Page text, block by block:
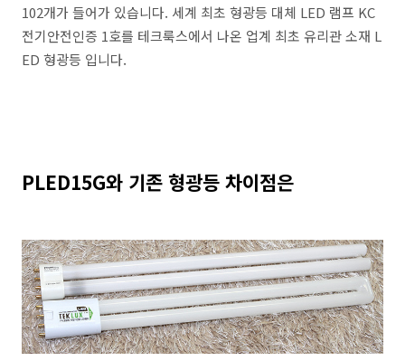
102개가 들어가 있습니다. 세계 최초 형광등 대체 LED 램프 KC
전기안전인증 1호를 테크룩스에서 나온 업계 최초 유리관 소재 L
ED 형광등 입니다.
PLED15G와 기존 형광등 차이점은